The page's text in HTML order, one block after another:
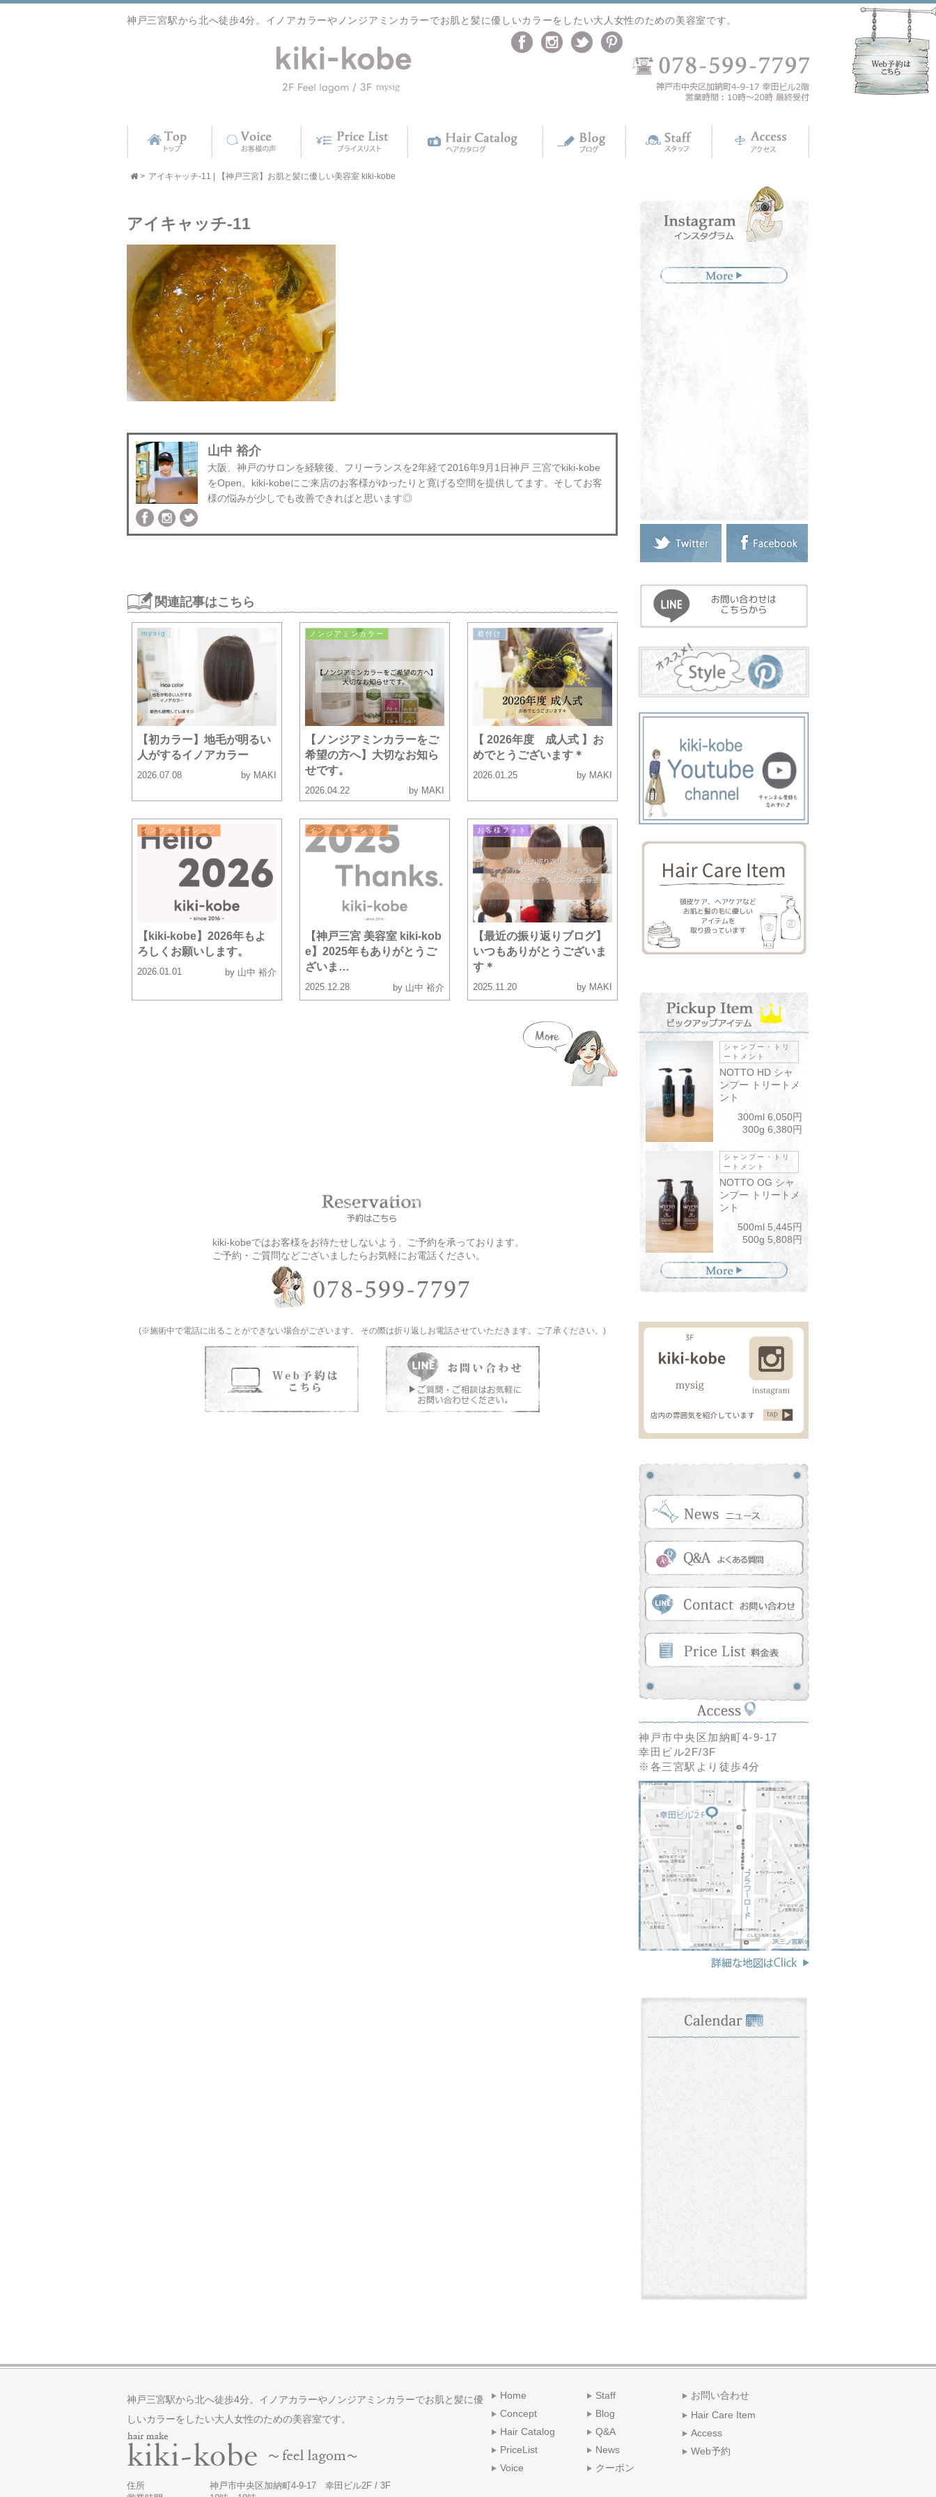
神戸三宮駅から北へ徒歩4分。イノアカラーやノンジアミンカラーでお肌と髪に優しいカラーをしたい大人女性のための美容室です。
> アイキャッチ-11 | 【神戸三宮】お肌と髪に優しい美容室 kiki-kobe
アイキャッチ-11
山中 裕介
大阪、神戸のサロンを経験後、フリーランスを2年経て2016年9月1日神戸 三宮でkiki-kobe
をOpen。kiki-kobeにご来店のお客様がゆったりと寛げる空間を提供してます。そしてお客
様の悩みが少しでも改善できればと思います◎
関連記事はこちら
mysig
【初カラー】地毛が明るい
人がするイノアカラー
2026.07.08 by MAKI
ノンジアミンカラー
【ノンジアミンカラーをご
希望の方へ】大切なお知ら
せです。
2026.04.22 by MAKI
着付け
【 2026年度 成人式 】お
めでとうございます＊
2026.01.25 by MAKI
インフォメーション
【kiki-kobe】2026年もよ
ろしくお願いします。
2026.01.01 by 山中 裕介
インフォメーション
【神戸三宮 美容室 kiki-kob
e】2025年もありがとうご
ざいま…
2025.12.28 by 山中 裕介
お客様フォト
【最近の振り返りブログ】
いつもありがとうございま
す＊
2025.11.20 by MAKI
kiki-kobeではお客様をお待たせしないよう、ご予約を承っております。
ご予約・ご質問などございましたらお気軽にお電話ください。
(※施術中で電話に出ることができない場合がございます。 その際は折り返しお電話させていただきます。ご了承ください。)
シャンプー・トリ
ートメント
NOTTO HD シャ
ンプー トリートメ
ント
300ml 6,050円
300g 6,380円
シャンプー・トリ
ートメント
NOTTO OG シャ
ンプー トリートメ
ント
500ml 5,445円
500g 5,808円
神戸市中央区加納町4-9-17
幸田ビル2F/3F
※各三宮駅より徒歩4分
神戸三宮駅から北へ徒歩4分。イノアカラーやノンジアミンカラーでお肌と髪に優
しいカラーをしたい大人女性のための美容室です。
住所
神戸市中央区加納町4-9-17 幸田ビル2F / 3F
Home
Concept
Hair Catalog
PriceList
Voice
Staff
Blog
Q&A
News
クーポン
お問い合わせ
Hair Care Item
Access
Web予約